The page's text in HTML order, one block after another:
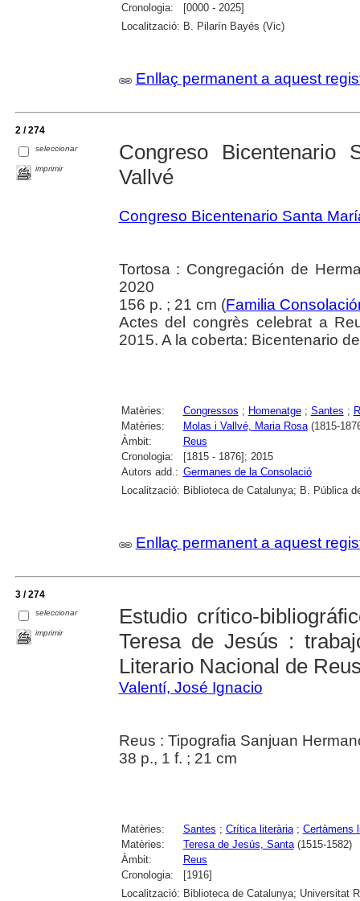
Cronologia:
[0000 - 2025]
Localització: B. Pilarín Bayés (Vic)
Enllaç permanent a aquest
2 / 274
seleccionar
imprimir
Congreso
Vallvé
Congreso Bicentenario Santa
Tortosa : Congregación de
2020
156 p. ; 21 cm (Familia
Actes del congrès celebrat a
2015. A la coberta: Bicentenario
Matèries: Congressos ; Homenatge; Santes ;
Matèries:
Molas i Vallvé, Maria Rosa(1815-
Àmbit:
Reus
Cronologia:
[1815 - 1876]; 2015
Autors add.: Germanes de la Consolació
Localització: Biblioteca de Catalunya; B. Pública
Enllaç permanent a aquest
3 / 274
seleccionar
imprimir
Estudio crítico-
Teresa de Jesús :
Literario Nacional de
Valentí, José Ignacio
Reus : Tipografia Sanjuan
38 p., 1 f. ; 21 cm
Matèries: Santes ; Crítica literària; Certàmens
Matèries:
Teresa de Jesús, Santa(1515-1582)
Àmbit:
Reus
Cronologia:
[1916]
Localització: Biblioteca de Catalunya; Universitat